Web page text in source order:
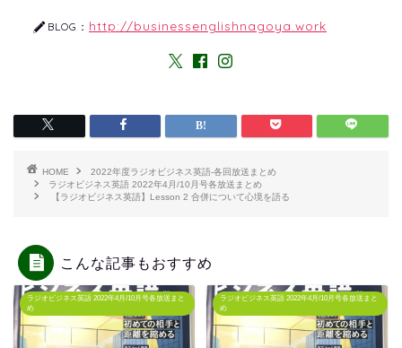
BLOG： http://businessenglishnagoya.work
HOME
2022年度ラジオビジネス英語-各回放送まとめ
ラジオビジネス英語 2022年4月/10月号各放送まとめ
【ラジオビジネス英語】Lesson 2 合併について心境を語る
こんな記事もおすすめ
ラジオビジネス英語 2022年4月/10月号各放送まと
め
ラジオビジネス英語 2022年4月/10月号各放送まと
め